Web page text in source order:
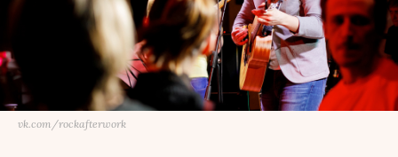
vk.com/rockafterwork